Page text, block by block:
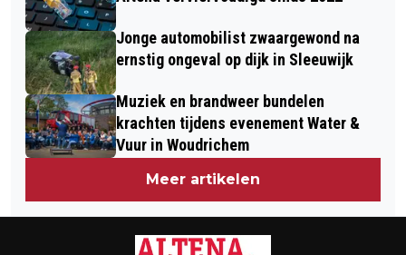
Jonge automobilist zwaargewond na
ernstig ongeval op dijk in Sleeuwijk
Muziek en brandweer bundelen
krachten tijdens evenement Water &
Vuur in Woudrichem
Meer artikelen